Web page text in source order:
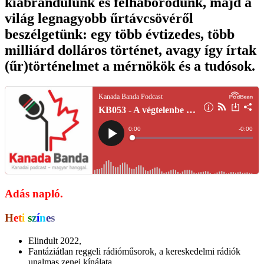
világ legnagyobb űrtávcsövéről
beszélgetünk: egy több évtizedes, több
milliárd dolláros történet, avagy így írtak
(űr)történelmet a mérnökök és a tudósok.
Adás napló.
Heti színes
Elindult 2022,
Fantáziátlan reggeli rádióműsorok, a kereskedelmi rádiók
unalmas zenei kínálata,